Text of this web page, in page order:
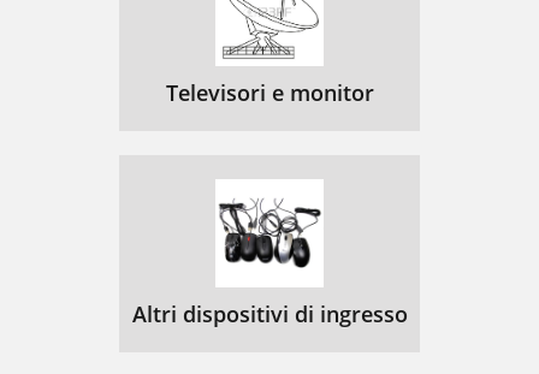
Televisori e monitor
Altri dispositivi di ingresso